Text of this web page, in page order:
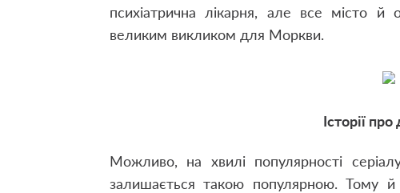
психіатрична лікарня, але все місто й
великим викликом для Моркви.
Історії
Можливо, на хвилі популярності
залишається такою популярною.Тому й